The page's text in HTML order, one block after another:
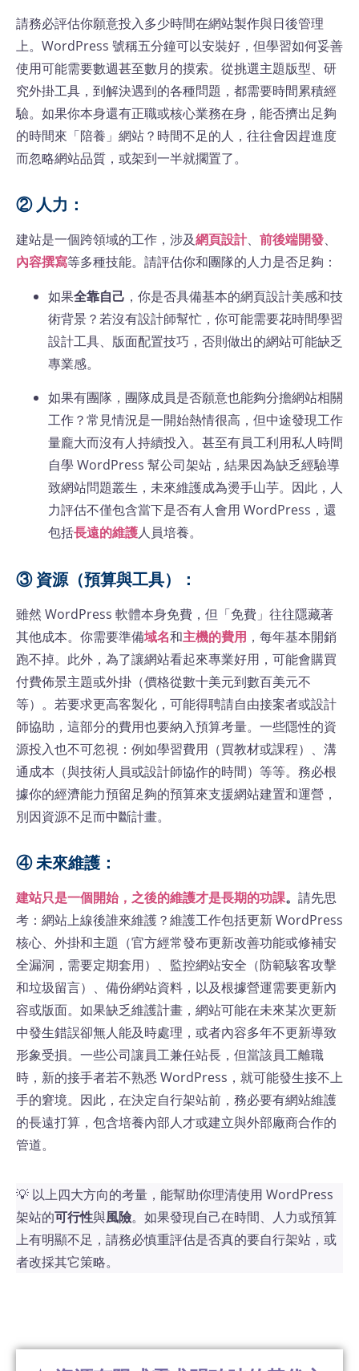
請務必評估你願意投入多少時間在網站製作與日後管理
上。WordPress 號稱五分鐘可以安裝好，但學習如何妥善
使用可能需要數週甚至數月的摸索​。從挑選主題版型、研
究外掛工具，到解決遇到的各種問題，都需要時間累積經
驗。如果你本身還有正職或核心業務在身，能否擠出足夠
的時間來「陪養」網站？時間不足的人，往往會因趕進度
而忽略網站品質，或架到一半就擱置了。
② 人力：
建站是一個跨領域的工作，涉及網頁設計、 前後端開發、
內容撰寫等多種技能。請評估你和團隊的人力是否足夠：
如果全靠自己 ，你是否具備基本的網頁設計美感和技
術背景？若沒有設計師幫忙，你可能需要花時間學習
設計工具、版面配置技巧，否則做出的網站可能缺乏
專業感​。
如果有團隊，團隊成員是否願意也能夠分擔網站相關
工作？常見情況是一開始熱情很高，但中途發現工作
量龐大而沒有人持續投入。甚至有員工利用私人時間
自學 WordPress 幫公司架站，結果因為缺乏經驗導
致網站問題叢生，未來維護成為燙手山芋​。因此，人
力評估不僅包含當下是否有人會用 WordPress，還
包括長遠的維護人員培養。
③ 資源（預算與工具）：
雖然 WordPress 軟體本身免費，但「免費」往往隱藏著
其他成本​。你需要準備域名和主機的費用 ，每年基本開銷
跑不掉。此外，為了讓網站看起來專業好用，可能會購買
付費佈景主題或外掛（價格從數十美元到數百美元不
等）。若要求更高客製化，可能得聘請自由接案者或設計
師協助，這部分的費用也要納入預算考量。一些隱性的資
源投入也不可忽視：例如學習費用（買教材或課程）、溝
通成本（與技術人員或設計師協作的時間）等等。務必根
據你的經濟能力預留足夠的預算來支援網站建置和運營，
別因資源不足而中斷計畫。
④ 未來維護：
建站只是一個開始，之後的維護才是長期的功課。 請先思
考：網站上線後誰來維護？維護工作包括更新 WordPress
核心、外掛和主題（官方經常發布更新改善功能或修補安
全漏洞，需要定期套用）、監控網站安全（防範駭客攻擊
和垃圾留言）、備份網站資料，以及根據營運需要更新內
容或版面。如果缺乏維護計畫，網站可能在未來某次更新
中發生錯誤卻無人能及時處理，或者內容多年不更新導致
形象受損。一些公司讓員工兼任站長，但當該員工離職
時，新的接手者若不熟悉 WordPress，就可能發生接不上
手的窘境​。因此，在決定自行架站前，務必要有網站維護
的長遠打算，包含培養內部人才或建立與外部廠商合作的
管道。
💡 以上四大方向的考量，能幫助你理清使用 WordPress
架站的可行性與風險。如果發現自己在時間、人力或預算
上有明顯不足，請務必慎重評估是否真的要自行架站，或
者改採其它策略。